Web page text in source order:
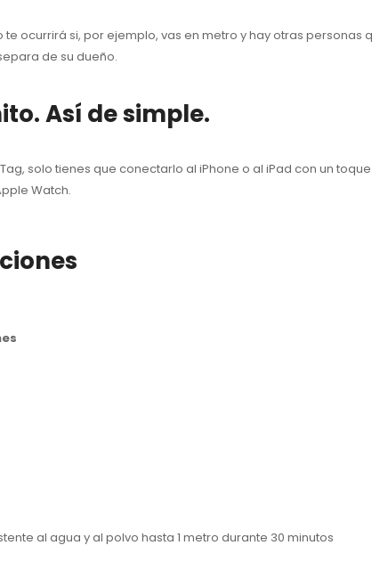
te ocurrirá si, por ejemplo, vas en metro y hay otras
de su dueño.
Así de simple.
solo tienes que conectarlo al iPhone o al iPad con un
Watch.
al agua y al polvo hasta 1 metro durante 30 minutos